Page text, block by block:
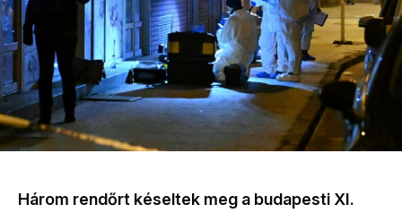
Három rendőrt késeltek meg a budapesti XI.